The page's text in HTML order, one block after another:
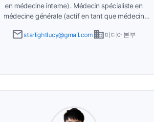
en médecine interne) Médecin spécialiste en
médecine générale (actif en tant que médecin
Société coréenne de médecine générale. Membre
emailstarlightlucy@gmail.combusiness 미디어본부